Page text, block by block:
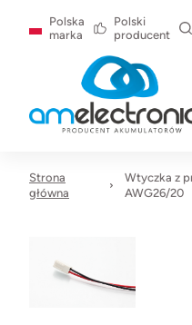
Polska
marka
Polski
producent
Strona
główna
Wtyczka z
AWG26/20